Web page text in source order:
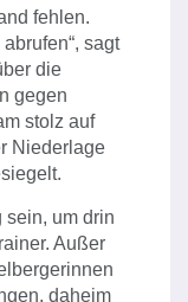
fehlen.
sagt
die
gegen
stolz auf
Niederlage
sein, um drin
Außer
daheim